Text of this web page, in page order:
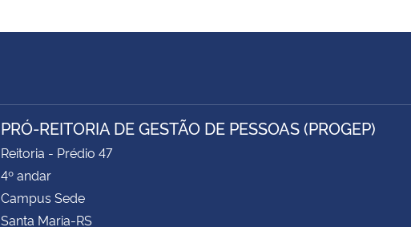
PRÓ-REITORIA DE GESTÃO DE PESSOAS (PROGEP)
Reitoria - Prédio 47
4º andar
Campus Sede
Santa Maria-RS